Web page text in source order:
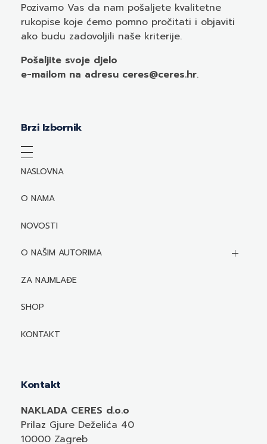
Pozivamo Vas da nam pošaljete kvalitetne
rukopise koje ćemo pomno pročitati i objaviti
ako budu zadovoljili naše kriterije.
Pošaljite svoje djelo
e-mailom na adresu ceres@ceres.hr.
Brzi Izbornik
NASLOVNA
O NAMA
NOVOSTI
O NAŠIM AUTORIMA
Biografije autora
Mediji o autorima i njihovim naslovima
ZA NAJMLAĐE
SHOP
KONTAKT
Kontakt
NAKLADA CERES d.o.o
Prilaz Gjure Deželića 40
10000 Zagreb